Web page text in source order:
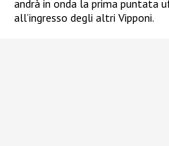
andrà in onda la prima puntata
all’ingresso degli altri Vipponi.